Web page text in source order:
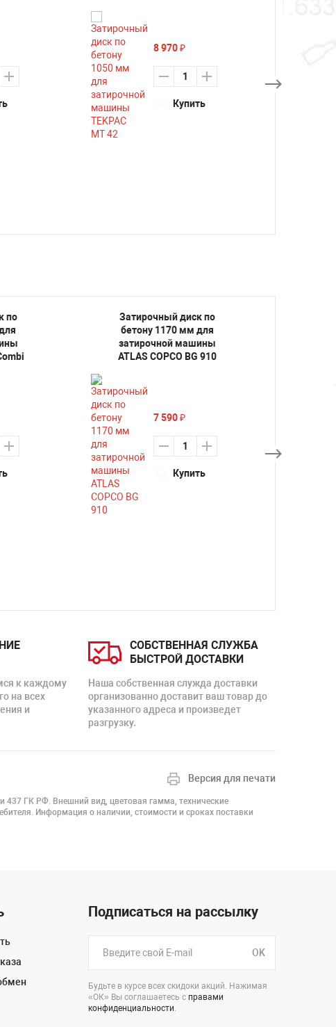
8 970 ₽
Купить
по
Затирочный диск по
бетону 1170 мм для
затирочной машины
ATLAS COPCO BG 910
7 590 ₽
Купить
к каждому
на всех
и
СОБСТВЕННАЯ СЛУЖБА
БЫСТРОЙ ДОСТАВКИ
Наша собственная служда доставки
организованно доставит ваш товар до
указанного адреса и произведет
разгрузку.
Версия для печати
437 ГК РФ. Внешний вид, цветовая гамма, технические
Информация о наличии, стоимости и сроках поставки
Подписаться на рассылку
OK
Будьте в курсе всех скидоки акций. Нажимая
«ОК» Вы соглашаетесь с правами
конфиденциальности.